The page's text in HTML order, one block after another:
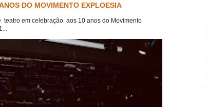
DO MOVIMENTO EXPLOESIA
teatro em celebração aos 10 anos do Movimento